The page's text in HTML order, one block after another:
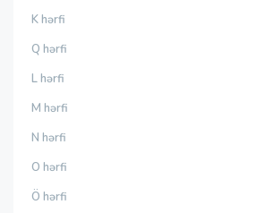
K hərfi
Q hərfi
L hərfi
M hərfi
N hərfi
O hərfi
Ö hərfi